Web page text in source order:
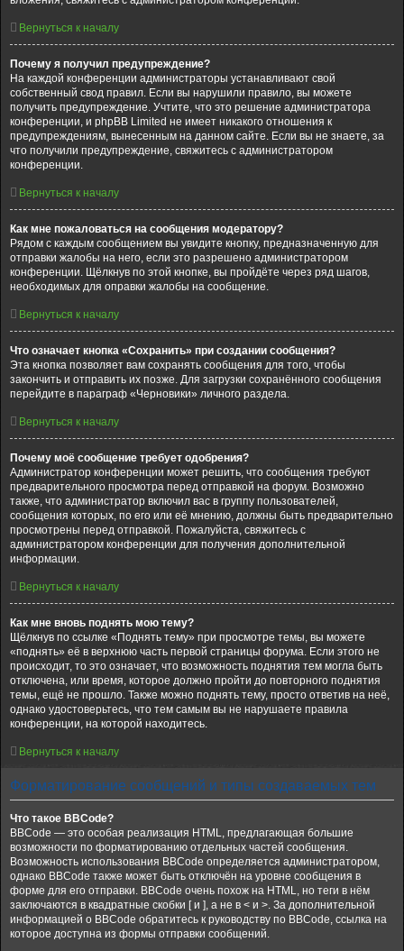
Вернуться к началу
Почему я получил предупреждение?
На каждой конференции администраторы устанавливают свой
собственный свод правил. Если вы нарушили правило, вы можете
получить предупреждение. Учтите, что это решение администратора
конференции, и phpBB Limited не имеет никакого отношения к
предупреждениям, вынесенным на данном сайте. Если вы не знаете, за
что получили предупреждение, свяжитесь с администратором
конференции.
Вернуться к началу
Как мне пожаловаться на сообщения модератору?
Рядом с каждым сообщением вы увидите кнопку, предназначенную для
отправки жалобы на него, если это разрешено администратором
конференции. Щёлкнув по этой кнопке, вы пройдёте через ряд шагов,
необходимых для оправки жалобы на сообщение.
Вернуться к началу
Что означает кнопка «Сохранить» при создании сообщения?
Эта кнопка позволяет вам сохранять сообщения для того, чтобы
закончить и отправить их позже. Для загрузки сохранённого сообщения
перейдите в параграф «Черновики» личного раздела.
Вернуться к началу
Почему моё сообщение требует одобрения?
Администратор конференции может решить, что сообщения требуют
предварительного просмотра перед отправкой на форум. Возможно
также, что администратор включил вас в группу пользователей,
сообщения которых, по его или её мнению, должны быть предварительно
просмотрены перед отправкой. Пожалуйста, свяжитесь с
администратором конференции для получения дополнительной
информации.
Вернуться к началу
Как мне вновь поднять мою тему?
Щёлкнув по ссылке «Поднять тему» при просмотре темы, вы можете
«поднять» её в верхнюю часть первой страницы форума. Если этого не
происходит, то это означает, что возможность поднятия тем могла быть
отключена, или время, которое должно пройти до повторного поднятия
темы, ещё не прошло. Также можно поднять тему, просто ответив на неё,
однако удостоверьтесь, что тем самым вы не нарушаете правила
конференции, на которой находитесь.
Вернуться к началу
Форматирование сообщений и типы создаваемых тем
Что такое BBCode?
BBCode — это особая реализация HTML, предлагающая большие
возможности по форматированию отдельных частей сообщения.
Возможность использования BBCode определяется администратором,
однако BBCode также может быть отключён на уровне сообщения в
форме для его отправки. BBCode очень похож на HTML, но теги в нём
заключаются в квадратные скобки [ и ], а не в < и >. За дополнительной
информацией о BBCode обратитесь к руководству по BBCode, ссылка на
которое доступна из формы отправки сообщений.